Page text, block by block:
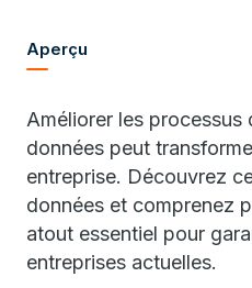
Aperçu
Améliorer les processus
données peut
entreprise. Découvrez
données et comprenez
atout essentiel pour
entreprises actuelles.